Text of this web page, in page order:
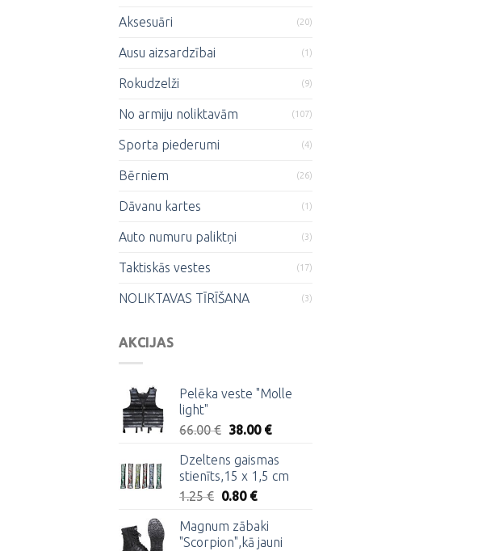
Aksesuāri (20)
Ausu aizsardzībai (1)
Rokudzelži (9)
No armiju noliktavām (107)
Sporta piederumi (4)
Bērniem (26)
Dāvanu kartes (1)
Auto numuru paliktņi (3)
Taktiskās vestes (17)
NOLIKTAVAS TĪRĪŠANA (3)
AKCIJAS
Pelēka veste "Molle
light"
66.00€ Original
was:
66.00 €.
38.00 €Current
is:
38.00 €.
Dzeltens gaismas
stienīts,15 x 1,5 cm
1.25€ Original
was:
1.25 €.
0.80 €Current
is:
0.80 €.
Magnum zābaki
"Scorpion",kā jauni